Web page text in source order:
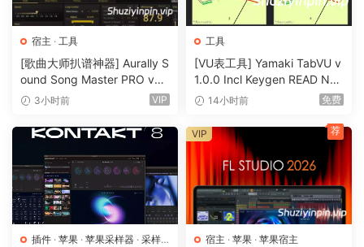
宿主 · 工具
[歌曲大师扒谱神器] Aurally S
ound Song Master PRO v5.
0.02 [WiN]（355MB）
3小时前 VIP
工具
[VU表工具] Yamaki TabVU v
1.0.0 Incl Keygen READ NF
O-R2R [WiN]（4.7MB）
14小时前 免费
插件 · 苹果 · 苹果采样器 · 采样
宿主 · 苹果 · 苹果宿主
VIP 荐